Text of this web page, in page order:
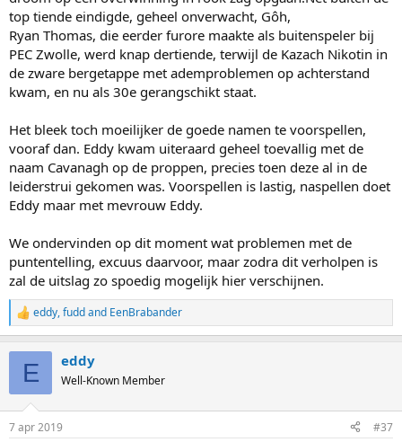
top tiende eindigde, geheel onverwacht, Gôh,
Ryan Thomas, die eerder furore maakte als buitenspeler bij
PEC Zwolle, werd knap dertiende, terwijl de Kazach Nikotin in
de zware bergetappe met ademproblemen op achterstand
kwam, en nu als 30e gerangschikt staat.
Het bleek toch moeilijker de goede namen te voorspellen,
vooraf dan. Eddy kwam uiteraard geheel toevallig met de
naam Cavanagh op de proppen, precies toen deze al in de
leiderstrui gekomen was. Voorspellen is lastig, naspellen doet
Eddy maar met mevrouw Eddy.
We ondervinden op dit moment wat problemen met de
puntentelling, excuus daarvoor, maar zodra dit verholpen is
zal de uitslag zo spoedig mogelijk hier verschijnen.
R
e
s
eddy,fuddand EenBrabander
E eddy
Well-Known Member
7 apr 2019 #37